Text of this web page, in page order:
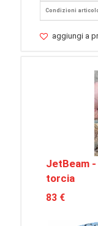
Condizioni
aggiungi a
JetBeam -
torcia
83 €